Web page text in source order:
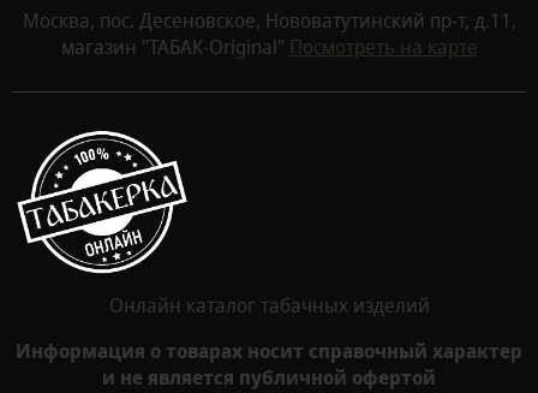
Москва, пос. Десеновское, Нововатутинский пр-т, д.11,
магазин "ТАБАК-Original" Посмотреть на карте
Онлайн каталог табачных изделий
Информация о товарах носит справочный характер
и не является публичной офертой